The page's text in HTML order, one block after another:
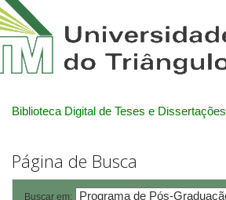
Biblioteca Digital de Teses e Dissertações
Página de Busca
Buscar em: